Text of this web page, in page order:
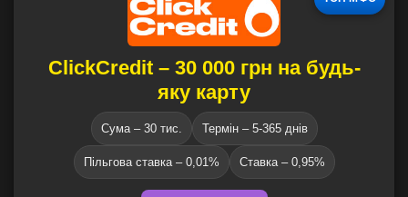
ClickCredit – 30 000 грн на будь-
яку карту
Сума – 30 тис. Термін – 5-365 днів
Пільгова ставка – 0,01% Cтавка – 0,95%